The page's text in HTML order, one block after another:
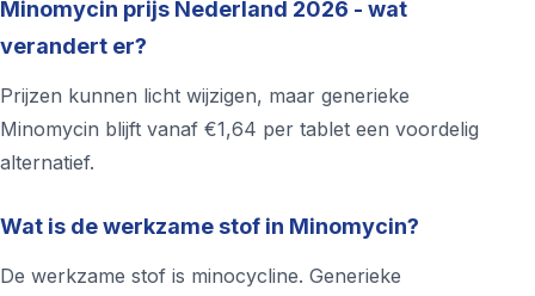
Minomycin prijs Nederland 2026 - wat
verandert er?
Prijzen kunnen licht wijzigen, maar generieke
Minomycin blijft vanaf €1,64 per tablet een voordelig
alternatief.
Wat is de werkzame stof in Minomycin?
De werkzame stof is minocycline. Generieke